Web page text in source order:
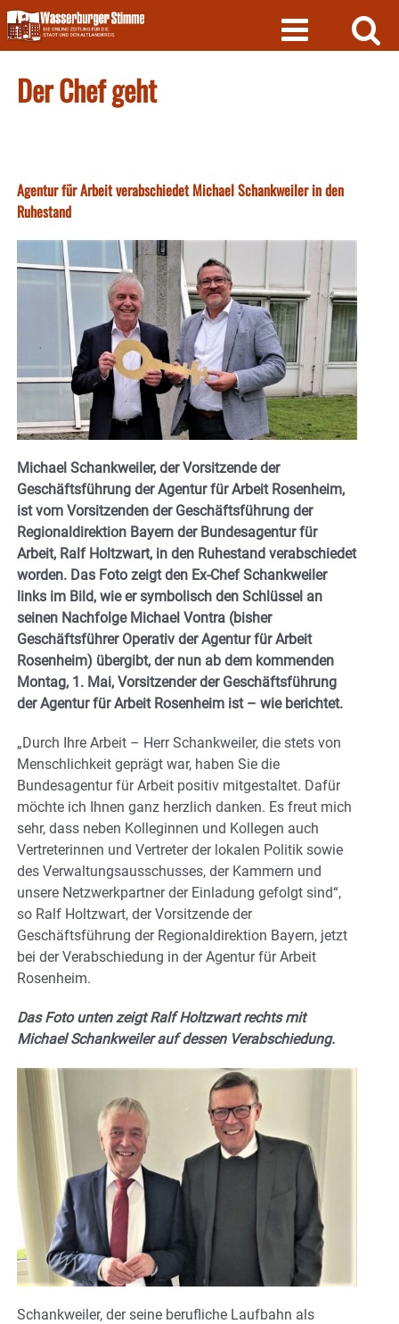
Skip
to
content
Der Chef geht
Agentur für Arbeit verabschiedet Michael Schankweiler in den
Ruhestand
Michael Schankweiler, der Vorsitzende der
Geschäftsführung der Agentur für Arbeit Rosenheim,
ist vom Vorsitzenden der Geschäftsführung der
Regionaldirektion Bayern der Bundesagentur für
Arbeit, Ralf Holtzwart, in den Ruhestand verabschiedet
worden. Das Foto zeigt den Ex-Chef Schankweiler
links im Bild, wie er symbolisch den Schlüssel an
seinen Nachfolge Michael Vontra (bisher
Geschäftsführer Operativ der Agentur für Arbeit
Rosenheim) übergibt, der nun ab dem kommenden
Montag, 1. Mai, Vorsitzender der Geschäftsführung
der Agentur für Arbeit Rosenheim ist – wie berichtet.
„Durch Ihre Arbeit – Herr Schankweiler, die stets von
Menschlichkeit geprägt war, haben Sie die
Bundesagentur für Arbeit positiv mitgestaltet. Dafür
möchte ich Ihnen ganz herzlich danken. Es freut mich
sehr, dass neben Kolleginnen und Kollegen auch
Vertreterinnen und Vertreter der lokalen Politik sowie
des Verwaltungsausschusses, der Kammern und
unsere Netzwerkpartner der Einladung gefolgt sind“,
so Ralf Holtzwart, der Vorsitzende der
Geschäftsführung der Regionaldirektion Bayern, jetzt
bei der Verabschiedung in der Agentur für Arbeit
Rosenheim.
Das Foto unten zeigt Ralf Holtzwart rechts mit
Michael Schankweiler auf dessen Verabschiedung.
Schankweiler, der seine berufliche Laufbahn als